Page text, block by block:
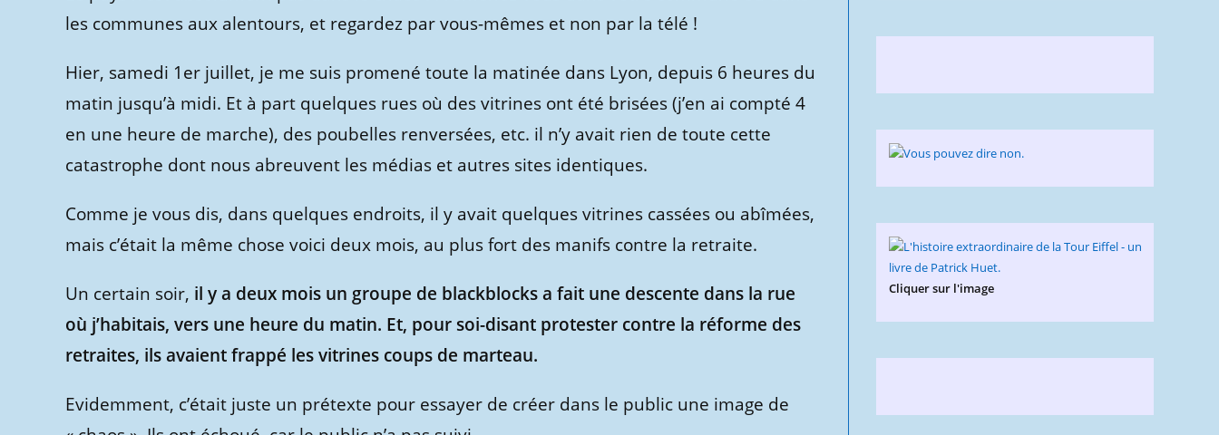
les communes aux alentours, et regardez par vous-mêmes et non par la télé !
Hier, samedi 1er juillet, je me suis promené toute la matinée dans Lyon, depuis 6 heures du
matin jusqu’à midi. Et à part quelques rues où des vitrines ont été brisées (j’en ai compté 4
en une heure de marche), des poubelles renversées, etc. il n’y avait rien de toute cette
catastrophe dont nous abreuvent les médias et autres sites identiques.
Comme je vous dis, dans quelques endroits, il y avait quelques vitrines cassées ou abîmées,
mais c’était la même chose voici deux mois, au plus fort des manifs contre la retraite.
Un certain soir, il y a deux mois un groupe de blackblocks a fait une descente dans la rue
où j’habitais, vers une heure du matin. Et, pour soi-disant protester contre la réforme des
retraites, ils avaient frappé les vitrines coups de marteau.
Evidemment, c’était juste un prétexte pour essayer de créer dans le public une image de
Cliquer sur l'image